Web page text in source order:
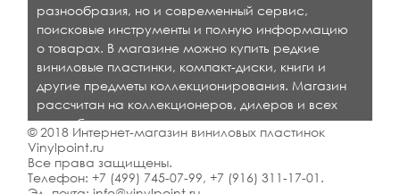
разнообразия, но и современный сервис,
поисковые инструменты и полную информацию
о товарах. В магазине можно купить редкие
виниловые пластинки, компакт-диски, книги и
другие предметы коллекционирования. Магазин
рассчитан на коллекционеров, дилеров и всех
кто любит качественную музыку.
© 2018 Интернет-магазин виниловых пластинок
Vinylpoint.ru
Все права защищены.
Телефон: +7 (499) 745-07-99, +7 (916) 311-17-01 .